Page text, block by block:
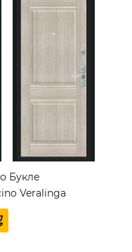
Букле
Veralinga